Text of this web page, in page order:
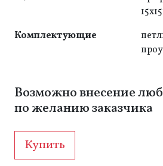
Комплектующие
Возможно внесение
по желанию заказчика
Купить